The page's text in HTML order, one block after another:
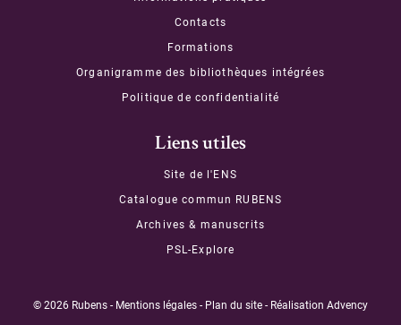
Contacts
Formations
Organigramme des bibliothèques intégrées
Politique de confidentialité
Liens utiles
Site de l'ENS
Catalogue commun RUBENS
Archives & manuscrits
PSL-Explore
© 2026 Rubens - Mentions légales - Plan du site - Réalisation Advency